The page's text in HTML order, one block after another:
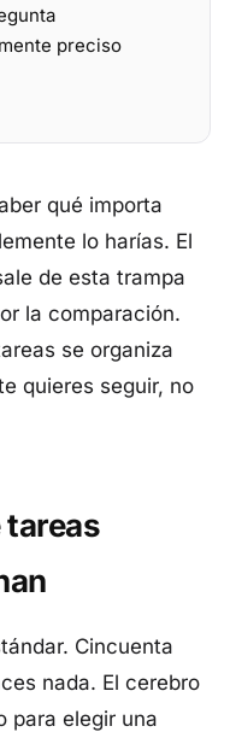
preciso
qué importa
lo harías. El
de esta trampa
la comparación.
se organiza
quieres seguir, no
tareas
Cincuenta
nada. El cerebro
para elegir una